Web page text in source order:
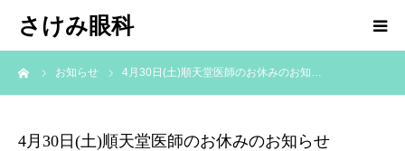
さけみ眼科
お知らせ 4月30日(土)順天堂医師のお休みのお知…
4月30日(土)順天堂医師のお休みのお知らせ
ホーム